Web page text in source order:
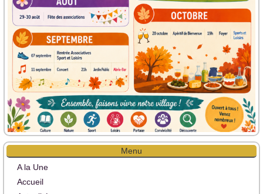
Menu
A la Une
Accueil